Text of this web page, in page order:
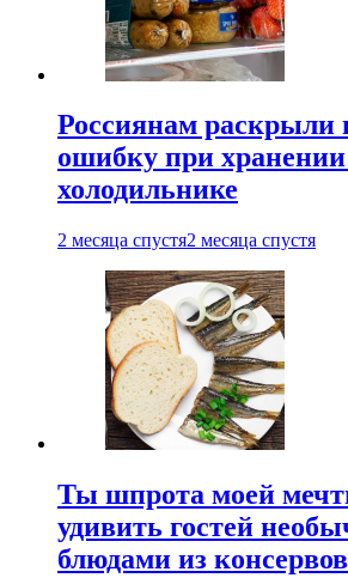
Россиянам раскрыли
ошибку при хранении
холодильнике
2 месяца спустя2 месяца спустя
Ты шпрота моей
удивить гостей
блюдами из консервов